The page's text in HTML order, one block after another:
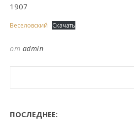
1907
Веселовский Скачать
от admin
ПОСЛЕДНЕЕ: